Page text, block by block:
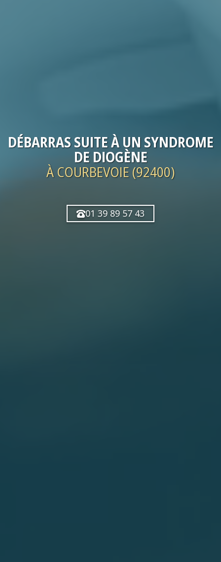
DÉBARRASSUITE À UN SYNDROME
DE DIOGÈNE
À COURBEVOIE (92400)
01 39 89 57 43